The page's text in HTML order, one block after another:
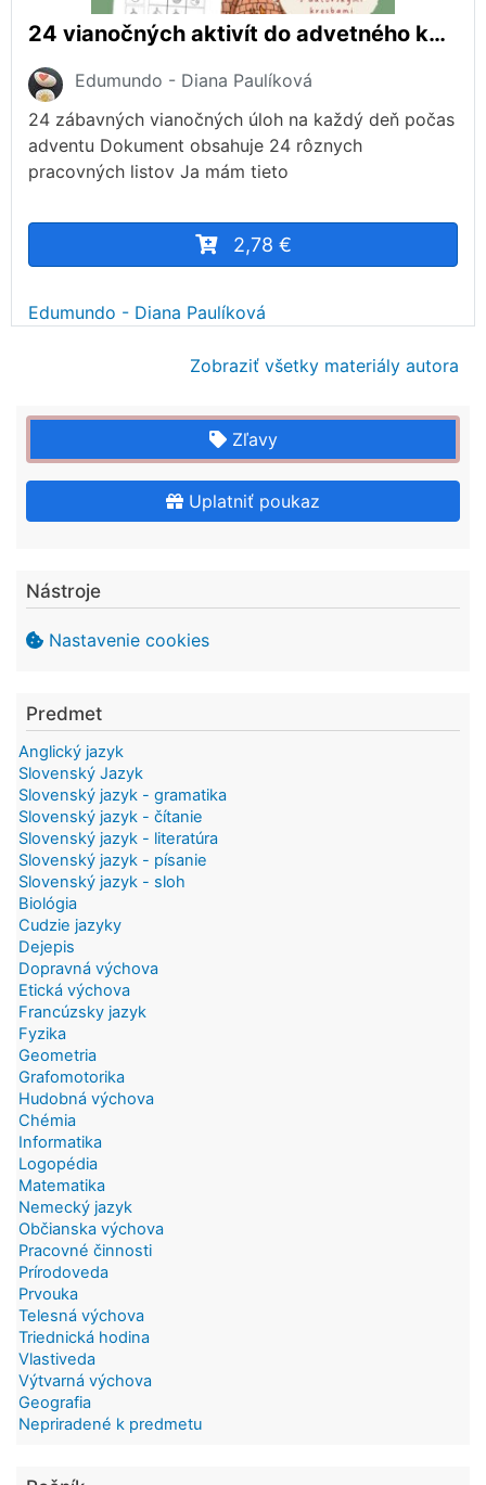
24 vianočných aktivít do advetného kalendára
Edumundo - Diana Paulíková
24 zábavných vianočných úloh na každý deň počas
adventu Dokument obsahuje 24 rôznych
pracovných listov Ja mám tieto
2,78 €
Edumundo - Diana Paulíková
Zobraziť všetky materiály autora
Zľavy
Uplatniť poukaz
Nástroje
Nastavenie cookies
Predmet
Anglický jazyk
Slovenský Jazyk
Slovenský jazyk - gramatika
Slovenský jazyk - čítanie
Slovenský jazyk - literatúra
Slovenský jazyk - písanie
Slovenský jazyk - sloh
Biológia
Cudzie jazyky
Dejepis
Dopravná výchova
Etická výchova
Francúzsky jazyk
Fyzika
Geometria
Grafomotorika
Hudobná výchova
Chémia
Informatika
Logopédia
Matematika
Nemecký jazyk
Občianska výchova
Pracovné činnosti
Prírodoveda
Prvouka
Telesná výchova
Triednická hodina
Vlastiveda
Výtvarná výchova
Geografia
Nepriradené k predmetu